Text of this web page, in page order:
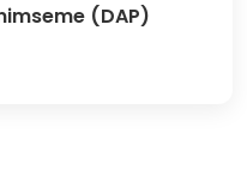
(DAP)